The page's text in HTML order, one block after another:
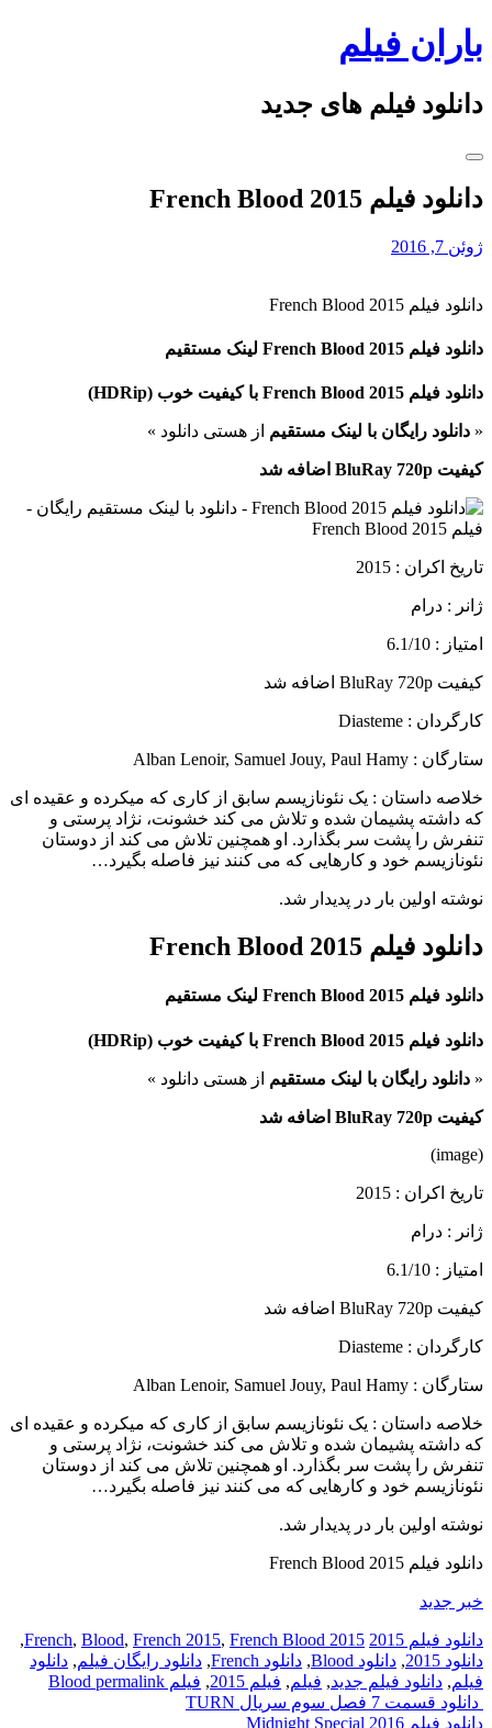
Skip
to
content
باران فیلم
دانلود فیلم های جدید
دانلود فیلم French Blood 2015
ژوئن 7, 2016
دانلود فیلم French Blood 2015
دانلود فیلم French Blood 2015 لینک مستقیم
دانلود فیلم French Blood 2015 با کیفیت خوب (HDRip)
« دانلود رایگان با لینک مستقیم از هستی دانلود »
کیفیت BluRay 720p اضافه شد
تاریخ اکران : 2015
ژانر : درام
امتیاز : 6.1/10
کیفیت BluRay 720p اضافه شد
کارگردان : Diasteme
ستارگان : Alban Lenoir, Samuel Jouy, Paul Hamy
خلاصه داستان : یک نئونازیسم سابق از کاری که میکرده و عقیده ای
که داشته پشیمان شده و تلاش می کند خشونت، نژاد پرستی و
تنفرش را پشت سر بگذارد. او همچنین تلاش می کند از دوستان
نئونازیسم خود و کارهایی که می کنند نیز فاصله بگیرد…
نوشته اولین بار در پدیدار شد.
دانلود فیلم French Blood 2015
دانلود فیلم French Blood 2015 لینک مستقیم
دانلود فیلم French Blood 2015 با کیفیت خوب (HDRip)
« دانلود رایگان با لینک مستقیم از هستی دانلود »
کیفیت BluRay 720p اضافه شد
(image)
تاریخ اکران : 2015
ژانر : درام
امتیاز : 6.1/10
کیفیت BluRay 720p اضافه شد
کارگردان : Diasteme
ستارگان : Alban Lenoir, Samuel Jouy, Paul Hamy
خلاصه داستان : یک نئونازیسم سابق از کاری که میکرده و عقیده ای
که داشته پشیمان شده و تلاش می کند خشونت، نژاد پرستی و
تنفرش را پشت سر بگذارد. او همچنین تلاش می کند از دوستان
نئونازیسم خود و کارهایی که می کنند نیز فاصله بگیرد…
نوشته اولین بار در پدیدار شد.
دانلود فیلم French Blood 2015
خبر جدید
دانلود فیلم 2015 2015 French
, Blood, French 2015, French Blood
,
دانلود 2015
, دانلود Blood , دانلود French , دانلود رایگان فیلم, دانلود
فیلم, دانلود فیلم جدید, فیلم, فیلم 2015 , فیلم Blood permalink
Post
دانلود قسمت 7 فصل سوم سریال TURN
دانلود فیلم Midnight Special 2016